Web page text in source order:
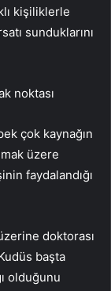
kişiliklerle
sunduklarını
noktası
çok kaynağın
üzere
faydalandığı
doktorası
başta
olduğunu